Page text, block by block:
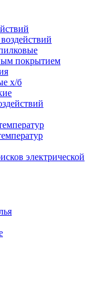
покрытием
х/б
электрической